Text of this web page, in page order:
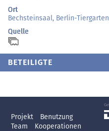
Ort
Bechsteinsaal, Berlin-Tiergarten
Quelle
BETEILIGTE
Projekt
Benutzung
Team
Kooperationen